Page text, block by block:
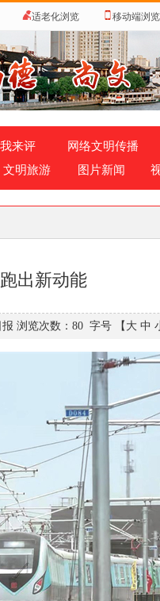
适老化浏览 移动端浏览
来评 网络文明传播
文明旅游 图片新闻
出新动能
浏览次数： 80 字号 【大 中